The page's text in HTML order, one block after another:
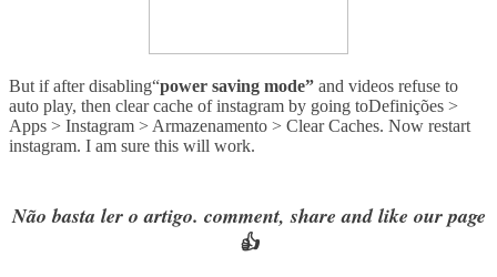
But if after disabling“power saving mode” and videos refuse to
auto play, then clear cache of instagram by going toDefinições >
Apps > Instagram > Armazenamento > Clear Caches. Now restart
instagram. I am sure this will work.
Não basta ler o artigo. comment,share and like our page
👍